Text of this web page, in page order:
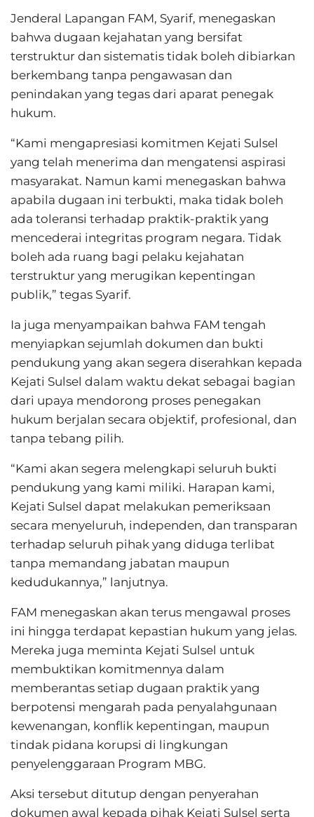
Jenderal Lapangan FAM, Syarif, menegaskan
bahwa dugaan kejahatan yang bersifat
terstruktur dan sistematis tidak boleh dibiarkan
berkembang tanpa pengawasan dan
penindakan yang tegas dari aparat penegak
hukum.
“Kami mengapresiasi komitmen Kejati Sulsel
yang telah menerima dan mengatensi aspirasi
masyarakat. Namun kami menegaskan bahwa
apabila dugaan ini terbukti, maka tidak boleh
ada toleransi terhadap praktik-praktik yang
mencederai integritas program negara. Tidak
boleh ada ruang bagi pelaku kejahatan
terstruktur yang merugikan kepentingan
publik,” tegas Syarif.
Ia juga menyampaikan bahwa FAM tengah
menyiapkan sejumlah dokumen dan bukti
pendukung yang akan segera diserahkan kepada
Kejati Sulsel dalam waktu dekat sebagai bagian
dari upaya mendorong proses penegakan
hukum berjalan secara objektif, profesional, dan
tanpa tebang pilih.
“Kami akan segera melengkapi seluruh bukti
pendukung yang kami miliki. Harapan kami,
Kejati Sulsel dapat melakukan pemeriksaan
secara menyeluruh, independen, dan transparan
terhadap seluruh pihak yang diduga terlibat
tanpa memandang jabatan maupun
kedudukannya,” lanjutnya.
FAM menegaskan akan terus mengawal proses
ini hingga terdapat kepastian hukum yang jelas.
Mereka juga meminta Kejati Sulsel untuk
membuktikan komitmennya dalam
memberantas setiap dugaan praktik yang
berpotensi mengarah pada penyalahgunaan
kewenangan, konflik kepentingan, maupun
tindak pidana korupsi di lingkungan
penyelenggaraan Program MBG.
Aksi tersebut ditutup dengan penyerahan
dokumen awal kepada pihak Kejati Sulsel serta